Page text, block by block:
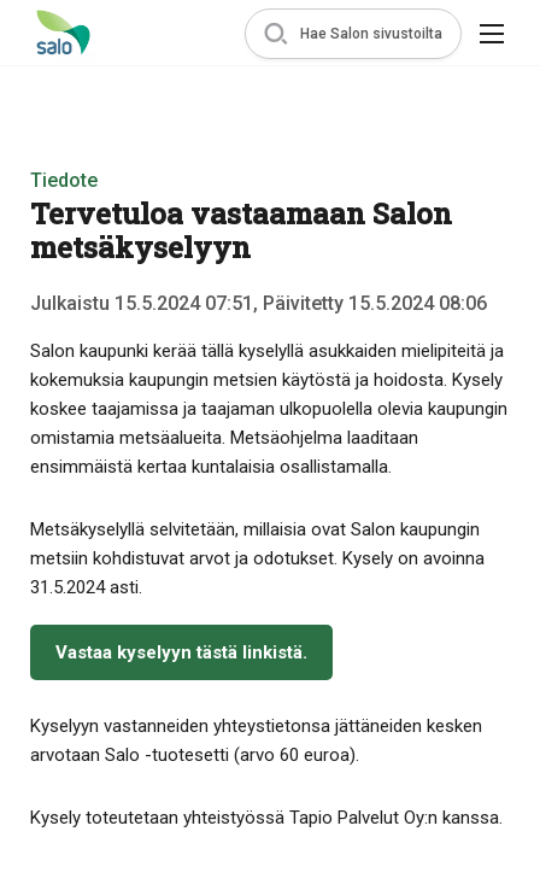
Hae Salon sivustoilta
Tiedote
Tervetuloa vastaamaan Salon
metsäkyselyyn
Julkaistu 15.5.2024 07:51, Päivitetty 15.5.2024 08:06
Salon kaupunki kerää tällä kyselyllä asukkaiden mielipiteitä ja
kokemuksia kaupungin metsien käytöstä ja hoidosta. Kysely
koskee taajamissa ja taajaman ulkopuolella olevia kaupungin
omistamia metsäalueita. Metsäohjelma laaditaan
ensimmäistä kertaa kuntalaisia osallistamalla.
Metsäkyselyllä selvitetään, millaisia ovat Salon kaupungin
metsiin kohdistuvat arvot ja odotukset. Kysely on avoinna
31.5.2024 asti.
Vastaa kyselyyn tästä linkistä.
Kyselyyn vastanneiden yhteystietonsa jättäneiden kesken
arvotaan Salo -tuotesetti (arvo 60 euroa).
Kysely toteutetaan yhteistyössä Tapio Palvelut Oy:n kanssa.